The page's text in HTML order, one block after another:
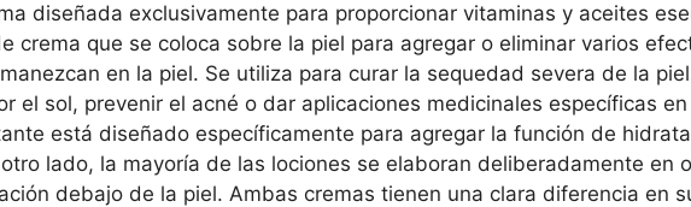
diseñada exclusivamente para proporcionar vitaminas y aceites
crema que se coloca sobre la piel para agregar o eliminar varios
en la piel. Se utiliza para curar la sequedad severa de la
el sol, prevenir el acné o dar aplicaciones medicinales específicas
está diseñado específicamente para agregar la función de
lado, la mayoría de las lociones se elaboran deliberadamente en
debajo de la piel. Ambas cremas tienen una clara diferencia en